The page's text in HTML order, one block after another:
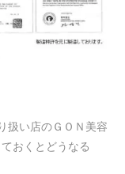
扱い店のＧＯＮ美容
おくとどうなる